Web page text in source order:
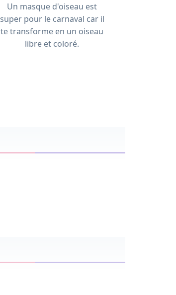
Un masque d'oiseau est
super pour le carnaval car il
te transforme en un oiseau
libre et coloré.